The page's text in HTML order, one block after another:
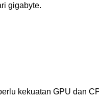
gigabyte.
kekuatan GPU dan